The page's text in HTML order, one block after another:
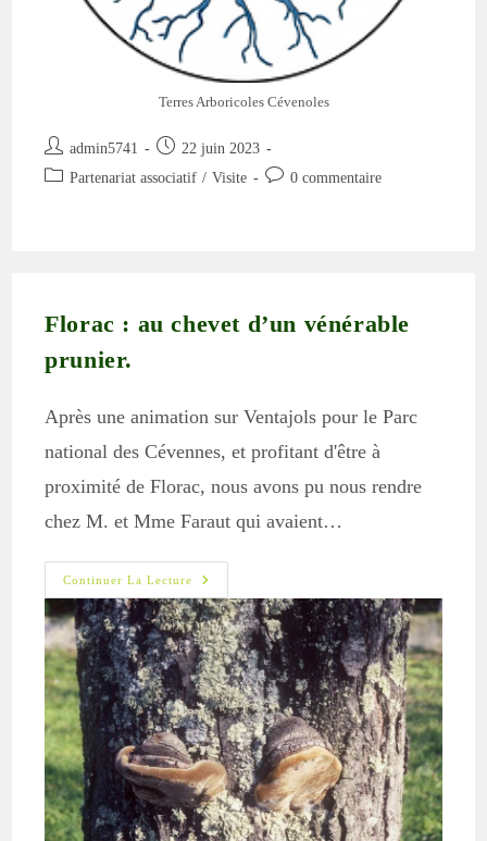
Terres Arboricoles Cévenoles
Auteur/autrice
de
admin5741
Publication
publiée :
22 juin 2023
PostPartenariat associatif / Visite
Commentaires
0 commentaire
Florac : au chevet d’un vénérable
prunier.
Après une animation sur Ventajols pour le Parc
national des Cévennes, et profitant d'être à
proximité de Florac, nous avons pu nous rendre
chez M. et Mme Faraut qui avaient…
Continuer La Lecture
Florac
:
Au
Chevet
D’un
Vénérable
Prunier.